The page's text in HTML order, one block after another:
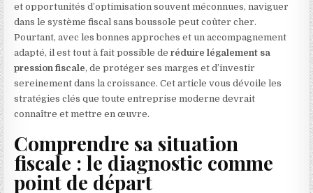
et opportunités d’optimisation souvent méconnues, naviguer
dans le système fiscal sans boussole peut coûter cher.
Pourtant, avec les bonnes approches et un accompagnement
adapté, il est tout à fait possible deréduire légalement sa
pression fiscale, de protéger ses marges et d’investir
sereinement dans la croissance. Cet article vous dévoile les
stratégies clés que toute entreprise moderne devrait
connaître et mettre en œuvre.
Comprendre sa situation
fiscale : le diagnostic comme
point de départ